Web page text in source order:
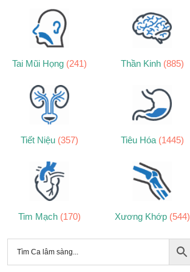
Tai Mũi Họng (241) Thần Kinh (885)
Tiết Niệu (357) Tiêu Hóa (1445)
Tim Mạch (170) Xương Khớp (544)